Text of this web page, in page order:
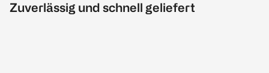
Zuverlässig und schnell geliefert